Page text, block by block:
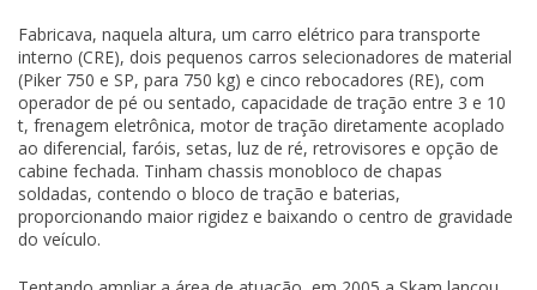
Fabricava, naquela altura, um carro elétrico para transporte
interno (CRE), dois pequenos carros selecionadores de material
(Piker 750 e SP, para 750 kg) e cinco rebocadores (RE), com
operador de pé ou sentado, capacidade de tração entre 3 e 10
t, frenagem eletrônica, motor de tração diretamente acoplado
ao diferencial, faróis, setas, luz de ré, retrovisores e opção de
cabine fechada. Tinham chassis monobloco de chapas
soldadas, contendo o bloco de tração e baterias,
proporcionando maior rigidez e baixando o centro de gravidade
do veículo.